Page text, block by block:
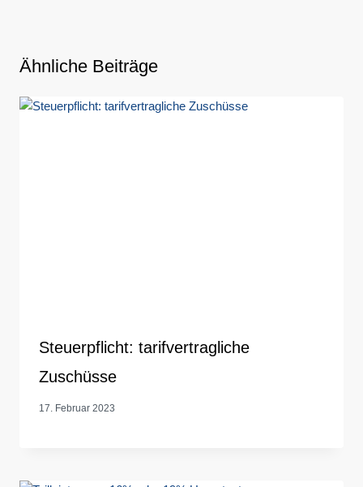
Ähnliche Beiträge
Steuerpflicht: tarifvertragliche
Zuschüsse
17. Februar 2023